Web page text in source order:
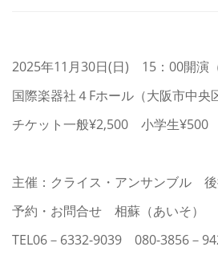
2025年11月30日(日) 15：00開演
国際楽器社４Fホール（大阪市中央
チケット一般¥2,500 小学生
主催：クライス・アンサンブル
予約・お問合せ 相蘇（あいそ）
TEL06－6332-9039 080-3856－